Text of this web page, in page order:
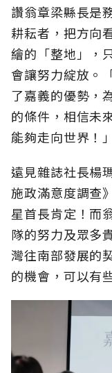
讚翁章梁縣長是
耕耘者，把方向
繪的「整地」，
會讓努力綻放。
了嘉義的優勢，
的條件，相信未
能夠走向世界！」
遠見雜誌社長楊
施政滿意度調查
星首長肯定！而
隊的努力及眾多
灣往南部發展的
的機會，可以有